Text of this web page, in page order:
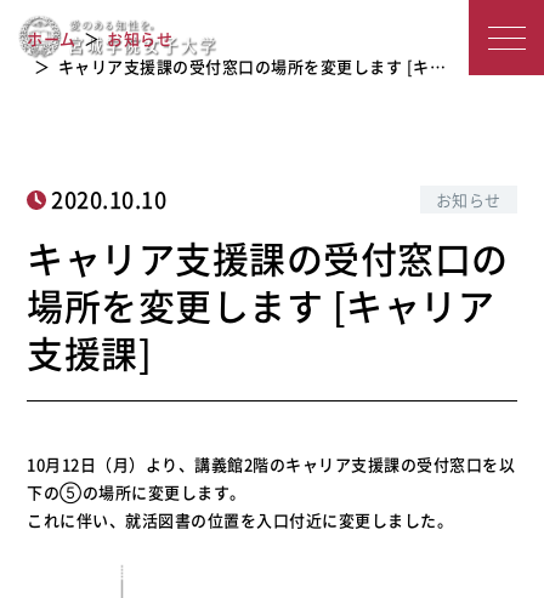
城
子
大
キャリア支援課の受付窓口の場所を変
更します [キャリア支援課]
ホーム
お知らせ
キャリア支援課の受付窓口の場所を変更します [キ…
2020.10.10 お知らせ
キャリア支援課の受付窓口の
場所を変更します [キャリア
支援課]
10月12日（月）より、講義館2階のキャリア支援課の受付窓口を以
下の⑤の場所に変更します。
これに伴い、就活図書の位置を入口付近に変更しました。